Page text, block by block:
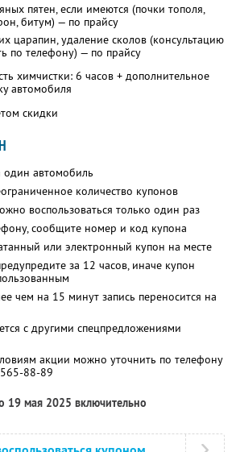
пятен, если имеются (почки тополя,
битум) — по прайсу
царапин, удаление сколов (консультацию
по телефону) — по прайсу
химчистки: 6 часов + дополнительное
автомобиля
скидки
один автомобиль
количество купонов
воспользоваться только один раз
сообщите номер и код купона
или электронный купон на месте
за 12 часов, иначе купон
чем на 15 минут запись переносится на
с другими спецпредложениями
акции можно уточнить по телефону
88-89
19 мая 2025 включительно